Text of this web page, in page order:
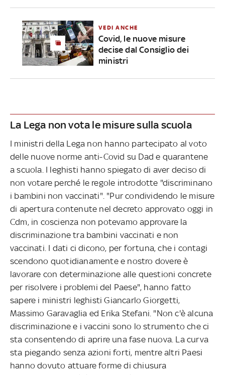
VEDI ANCHE
Covid, le nuove misure
decise dal Consiglio dei
ministri
La Lega non vota le misure sulla scuola
I ministri della Lega non hanno partecipato al voto
delle nuove norme anti-Covid su Dad e quarantene
a scuola. I leghisti hanno spiegato di aver deciso di
non votare perché le regole introdotte "discriminano
i bambini non vaccinati". "Pur condividendo le misure
di apertura contenute nel decreto approvato oggi in
Cdm, in coscienza non potevamo approvare la
discriminazione tra bambini vaccinati e non
vaccinati. I dati ci dicono, per fortuna, che i contagi
scendono quotidianamente e nostro dovere è
lavorare con determinazione alle questioni concrete
per risolvere i problemi del Paese", hanno fatto
sapere i ministri leghisti Giancarlo Giorgetti,
Massimo Garavaglia ed Erika Stefani. "Non c'è alcuna
discriminazione e i vaccini sono lo strumento che ci
sta consentendo di aprire una fase nuova. La curva
sta piegando senza azioni forti, mentre altri Paesi
hanno dovuto attuare forme di chiusura